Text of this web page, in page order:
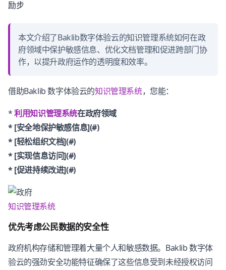
本文介绍了Baklib数字体验云的知识管理系统如何在政
府领域中保护敏感信息、优化文档管理和促进跨部门协
作，以提升政府运作的透明度和效率。
借助Baklib 数字体验云的知识管理系统，您能：
*利用知识管理系统在政府领域
* [安全地保护敏感信息](#)
* [轻松组织文档](#)
* [实现信息访问](#)
* [促进持续改进](#)
知识管理系统
优先考虑公民数据的安全性
政府机构存储和管理着大量个人和敏感数据。Baklib 数字体
验云的强劲安全功能特征确保了这些信息受到未经授权访问